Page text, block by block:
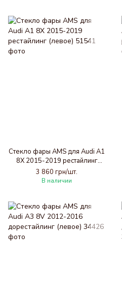
Стекло фары AMS для Audi A1
8X 2015-2019 рестайлинг
(левое)
3 860 грн/шт.
В наличии